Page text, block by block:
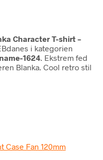
Character T-shirt –
i kategorien
1624. Ekstrem fed
Blanka. Cool retro stil